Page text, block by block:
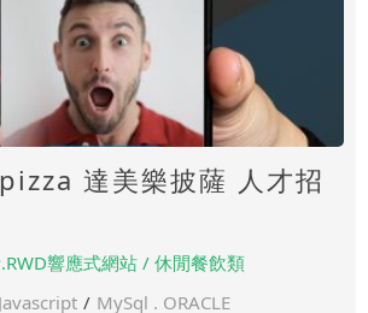
達美樂披薩 人才招
響應式網站 / 休閒餐飲類
/ MySql . ORACLE